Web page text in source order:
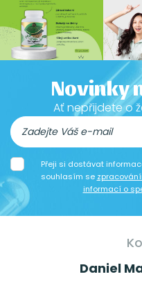
Novinky
Ať nepřijdete o
Přeji si dostávat
souhlasím se
informací o
Daniel